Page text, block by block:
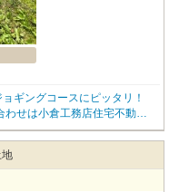
ギングコースにピッタリ！
せは小倉工務店住宅不動産